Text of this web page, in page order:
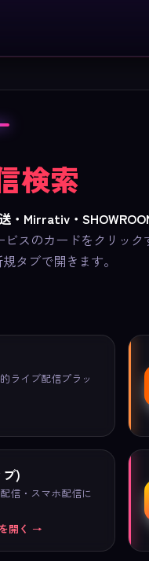
検索
・Mirrativ・
スのカードをクリッ
タブで開きます。
ライブ配信プラッ
)
信・スマホ配信に
開く →